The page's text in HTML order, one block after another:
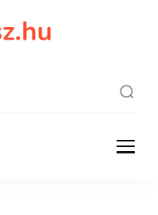
finomlesz.hu
Recept, ami finom lesz.